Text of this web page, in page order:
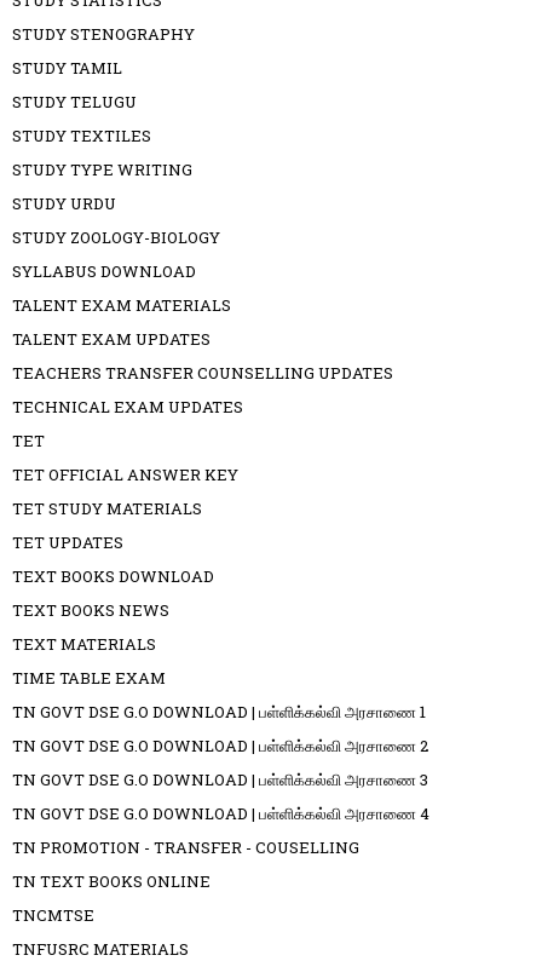
STUDY STENOGRAPHY
STUDY TAMIL
STUDY TELUGU
STUDY TEXTILES
STUDY TYPE WRITING
STUDY URDU
STUDY ZOOLOGY-BIOLOGY
SYLLABUS DOWNLOAD
TALENT EXAM MATERIALS
TALENT EXAM UPDATES
TEACHERS TRANSFER COUNSELLING UPDATES
TECHNICAL EXAM UPDATES
TET
TET OFFICIAL ANSWER KEY
TET STUDY MATERIALS
TET UPDATES
TEXT BOOKS DOWNLOAD
TEXT BOOKS NEWS
TEXT MATERIALS
TIME TABLE EXAM
TN GOVT DSE G.O DOWNLOAD | பள்ளிக்கல்வி அரசாணை 1
TN GOVT DSE G.O DOWNLOAD | பள்ளிக்கல்வி அரசாணை 2
TN GOVT DSE G.O DOWNLOAD | பள்ளிக்கல்வி அரசாணை 3
TN GOVT DSE G.O DOWNLOAD | பள்ளிக்கல்வி அரசாணை 4
TN PROMOTION - TRANSFER - COUSELLING
TN TEXT BOOKS ONLINE
TNCMTSE
TNFUSRC MATERIALS